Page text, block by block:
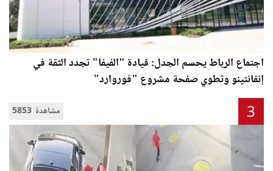
اجتماع الرباط يحسم الجدل: قيادة "الفيفا" تجدد الثقة في
إنفانتينو وتطوي صفحة مشروع "فوروارد"
5853 مشاهدة 3